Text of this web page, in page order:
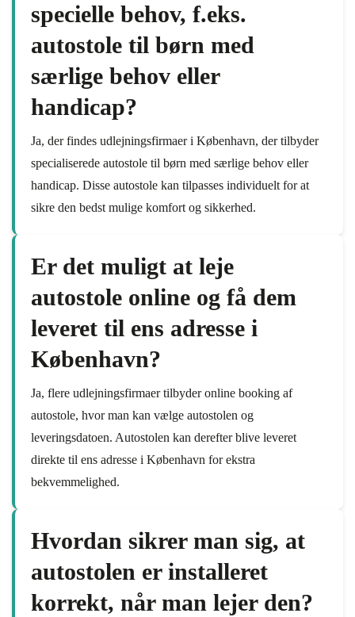
specielle behov, f.eks.
autostole til børn med
særlige behov eller
handicap?
Ja, der findes udlejningsfirmaer i København, der tilbyder
specialiserede autostole til børn med særlige behov eller
handicap. Disse autostole kan tilpasses individuelt for at
sikre den bedst mulige komfort og sikkerhed.
Er det muligt at leje
autostole online og få dem
leveret til ens adresse i
København?
Ja, flere udlejningsfirmaer tilbyder online booking af
autostole, hvor man kan vælge autostolen og
leveringsdatoen. Autostolen kan derefter blive leveret
direkte til ens adresse i København for ekstra
bekvemmelighed.
Hvordan sikrer man sig, at
autostolen er installeret
korrekt, når man lejer den?